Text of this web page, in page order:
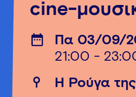
cine-
Πα 03/09/
21:00 -
Η Ρούγα